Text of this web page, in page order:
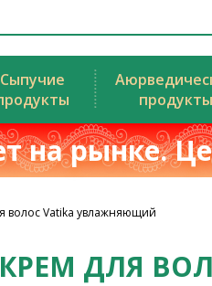
Сыпучие
продукты
на рынке.
волос Vatika увлажняющий
КРЕМ ДЛЯ